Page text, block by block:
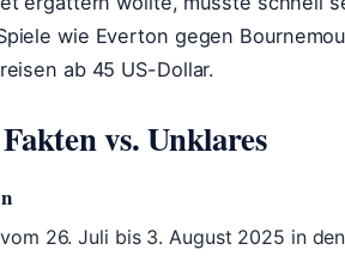
wie Everton gegen
ab 45 US-Dollar.
vs. Unklares
26. Juli bis 3. August 2025 in